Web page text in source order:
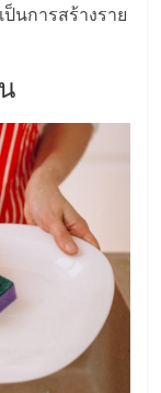
นการสร้างราย